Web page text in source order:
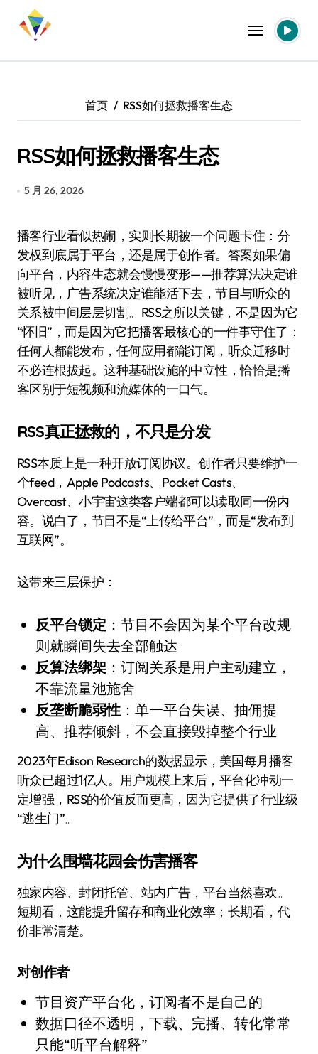
首页 RSS如何拯救播客生态
RSS如何拯救播客生态
5 月 26, 2026
播客行业看似热闹，实则长期被一个问题卡住：分
发权到底属于平台，还是属于创作者。答案如果偏
向平台，内容生态就会慢慢变形——推荐算法决定谁
被听见，广告系统决定谁能活下去，节目与听众的
关系被中间层层切割。RSS之所以关键，不是因为它
“怀旧”，而是因为它把播客最核心的一件事守住了：
任何人都能发布，任何应用都能订阅，听众迁移时
不必连根拔起。这种基础设施的中立性，恰恰是播
客区别于短视频和流媒体的一口气。
RSS真正拯救的，不只是分发
RSS本质上是一种开放订阅协议。创作者只要维护一
个feed，Apple Podcasts、Pocket Casts、
Overcast、小宇宙这类客户端都可以读取同一份内
容。说白了，节目不是“上传给平台”，而是“发布到
互联网”。
这带来三层保护：
反平台锁定 ：节目不会因为某个平台改规
则就瞬间失去全部触达
反算法绑架：订阅关系是用户主动建立，
不靠流量池施舍
反垄断脆弱性：单一平台失误、抽佣提
高、推荐倾斜，不会直接毁掉整个行业
2023年Edison Research的数据显示，美国每月播客
听众已超过1亿人。用户规模上来后，平台化冲动一
定增强，RSS的价值反而更高，因为它提供了行业级
“逃生门”。
为什么围墙花园会伤害播客
独家内容、封闭托管、站内广告，平台当然喜欢。
短期看，这能提升留存和商业化效率；长期看，代
价非常清楚。
对创作者
节目资产平台化，订阅者不是自己的
数据口径不透明，下载、完播、转化常常
只能“听平台解释”